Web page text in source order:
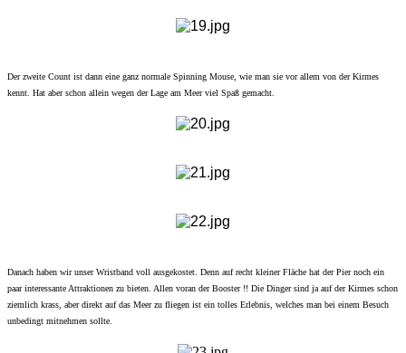
Der zweite Count ist dann eine ganz normale Spinning Mouse, wie man sie vor allem von der Kirmes
kennt. Hat aber schon allein wegen der Lage am Meer viel Spaß gemacht.
Danach haben wir unser Wristband voll ausgekostet. Denn auf recht kleiner Fläche hat der Pier noch ein
paar interessante Attraktionen zu bieten. Allen voran der Booster !! Die Dinger sind ja auf der Kirmes schon
ziemlich krass, aber direkt auf das Meer zu fliegen ist ein tolles Erlebnis, welches man bei einem Besuch
unbedingt mitnehmen sollte.